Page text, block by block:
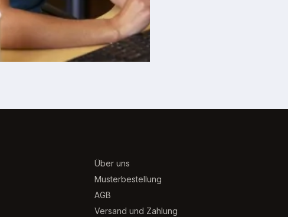
Über uns
Musterbestellung
AGB
Versand und Zahlung